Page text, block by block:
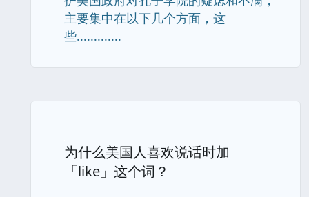
主要集中在以下几个方面，这
些.............
为什么美国人喜欢说话时加
「like」这个词？